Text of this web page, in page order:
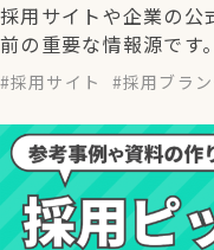
採用サイトや企業の公
前の重要な情報源です
採用サイト 採用ブラ